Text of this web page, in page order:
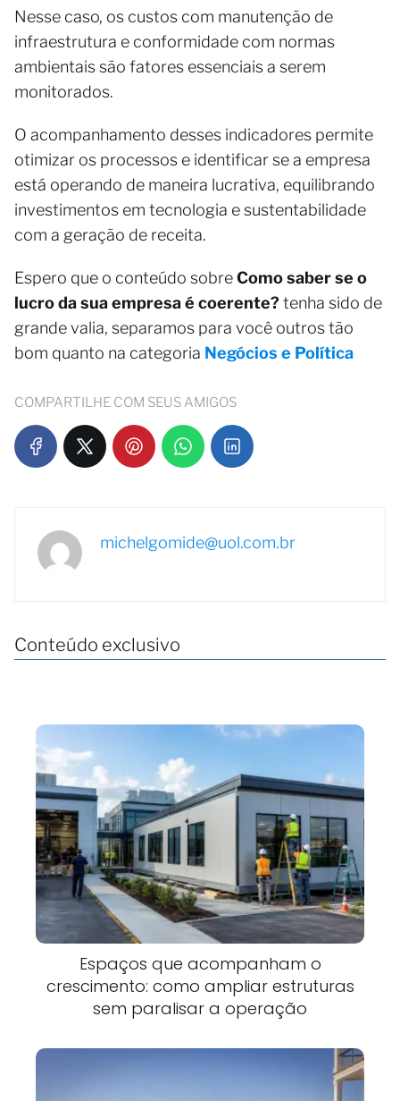
Nesse caso, os custos com manutenção de
infraestrutura e conformidade com normas
ambientais são fatores essenciais a serem
monitorados.
O acompanhamento desses indicadores permite
otimizar os processos e identificar se a empresa
está operando de maneira lucrativa, equilibrando
investimentos em tecnologia e sustentabilidade
com a geração de receita.
Espero que o conteúdo sobreComo saber se o
lucro da sua empresa é coerente?tenha sido de
grande valia, separamos para você outros tão
bom quanto na categoria Negócios e Política
COMPARTILHE COM SEUS AMIGOS
michelgomide@uol.com.br
Conteúdo exclusivo
Espaços que acompanham o
crescimento: como ampliar estruturas
sem paralisar a operação